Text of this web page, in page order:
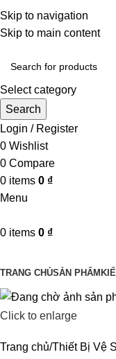
Skip to navigation
Skip to main content
Một uy tín - triệu niềm
Hotline : 0346394639 -
Select category
Search
Login / Register
0 Wishlist
0 Compare
0 items 0 ₫
Menu
0 items 0 ₫
TRANG CHỦSẢN PHẨM
Click to enlarge
Trang chủ Thiết Bị Vệ